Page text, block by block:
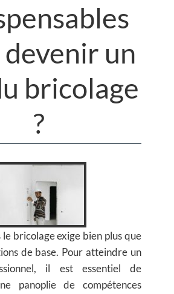
un
bricolage
?
le bricolage exige bien plus que
de base. Pour atteindre un
il est essentiel de
panoplie de compétences